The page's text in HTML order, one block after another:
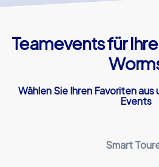
Teamevents für
Wählen Sie Ihren Favoriten
Events
Smart